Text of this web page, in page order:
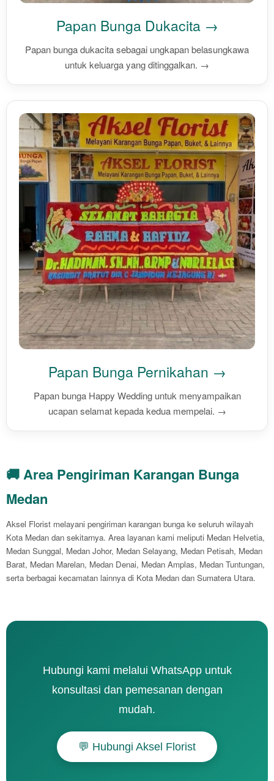
Papan Bunga Dukacita →
Papan bunga dukacita sebagai ungkapan belasungkawa
untuk keluarga yang ditinggalkan. →
Papan Bunga Pernikahan →
Papan bunga Happy Wedding untuk menyampaikan
ucapan selamat kepada kedua mempelai. →
🚚 Area Pengiriman Karangan Bunga
Medan
Aksel Florist melayani pengiriman karangan bunga ke seluruh wilayah
Kota Medan dan sekitarnya. Area layanan kami meliputi Medan Helvetia,
Medan Sunggal, Medan Johor, Medan Selayang, Medan Petisah, Medan
Barat, Medan Marelan, Medan Denai, Medan Amplas, Medan Tuntungan,
serta berbagai kecamatan lainnya di Kota Medan dan Sumatera Utara.
Hubungi kami melalui WhatsApp untuk
konsultasi dan pemesanan dengan
mudah.
💬 Hubungi Aksel Florist